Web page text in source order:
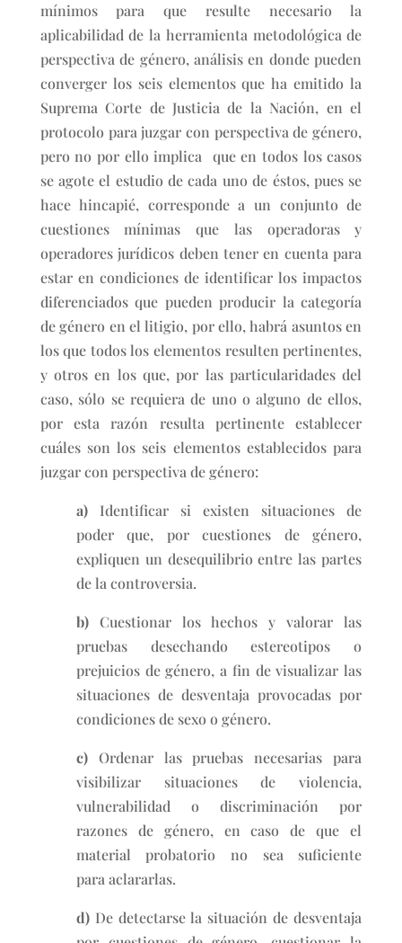
mínimos para que resulte necesario la
aplicabilidad de la herramienta metodológica de
perspectiva de género, análisis en donde pueden
converger los seis elementos que ha emitido la
Suprema Corte de Justicia de la Nación, en el
protocolo para juzgar con perspectiva de género,
pero no por ello implica que en todos los casos
se agote el estudio de cada uno de éstos, pues se
hace hincapié, corresponde a un conjunto de
cuestiones mínimas que las operadoras y
operadores jurídicos deben tener en cuenta para
estar en condiciones de identificar los impactos
diferenciados que pueden producir la categoría
de género en el litigio, por ello, habrá asuntos en
los que todos los elementos resulten pertinentes,
y otros en los que, por las particularidades del
caso, sólo se requiera de uno o alguno de ellos,
por esta razón resulta pertinente establecer
cuáles son los seis elementos establecidos para
juzgar con perspectiva de género:
a)Identificar si existen situaciones de
poder que, por cuestiones de género,
expliquen un desequilibrio entre las partes
de la controversia.
b)Cuestionar los hechos y valorar las
pruebas desechando estereotipos o
prejuicios de género, a fin de visualizar las
situaciones de desventaja provocadas por
condiciones de sexo o género.
c)Ordenar las pruebas necesarias para
visibilizar situaciones de violencia,
vulnerabilidad o discriminación por
razones de género, en caso de que el
material probatorio no sea suficiente
para aclararlas.
d)De detectarse la situación de desventaja